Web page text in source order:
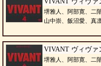
堺雅人、阿部寛、二
山中崇、飯沼愛、真
VIVANT ヴィヴァ
堺雅人、阿部寛、二